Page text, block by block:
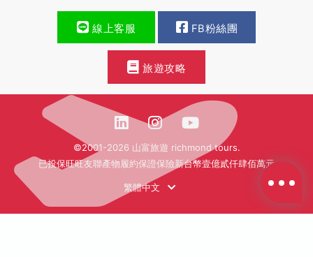
線上客服 FB粉絲團
旅遊攻略
©2001-2026 山富旅遊 richmond tours.
已投保旺旺友聯產物履約保證保險新台幣壹億貳仟肆佰萬元
繁體中文